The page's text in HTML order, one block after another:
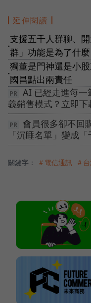
延伸閱讀
●
支援五千人群聊、
群」功能是為了什麼
●
獨董是門神還是小
國昌點出兩責任
AI 已經走進每一
義銷售模式？立即
會員很多卻不回
「沉睡名單」變成
關鍵字： ＃電信通訊 ＃